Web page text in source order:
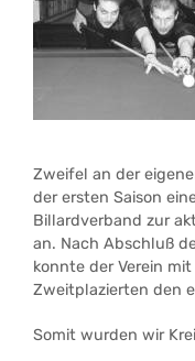
Zweifel an der
der ersten Saison
Billardverband zur
an. Nach Abschluß
konnte der Verein
Zweitplazierten den
Somit wurden wir